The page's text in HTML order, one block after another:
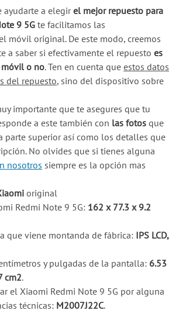
ayudarte a elegirel mejor repuesto para
9 5G te facilitamos las
móvil original. De este modo, creemos
a saber si efectivamente el repuesto es
o no. Ten en cuenta que estos datos
del repuesto, sino del dispositivo sobre
importante que te asegures que tu
a este también con las fotos que
parte superior así como los detalles que
No olvides que si tienes alguna
nosotros siempre es la opción mas
original
Redmi Note 9 5G: 162 x 77.3 x 9.2
que viene montanda de fábrica: IPS LCD,
y pulgadas de la pantalla: 6.53
cm2.
el Xiaomi Redmi Note 9 5G por alguna
técnicas: M2007J22C.